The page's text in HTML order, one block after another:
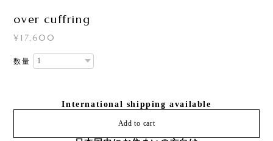
over cuffring
¥17,600
数量
International shipping available
Add to cart